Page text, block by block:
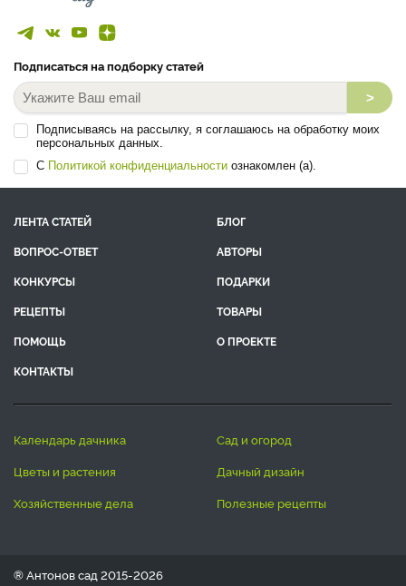
Подписаться на подборку статей
>
Подписываясь на рассылку, я соглашаюсь на обработку моих
персональных данных.
С Политикой конфиденциальности ознакомлен (а).
ЛЕНТА СТАТЕЙ
БЛОГ
ВОПРОС-ОТВЕТ
АВТОРЫ
КОНКУРСЫ
ПОДАРКИ
РЕЦЕПТЫ
ТОВАРЫ
ПОМОЩЬ
О ПРОЕКТЕ
КОНТАКТЫ
календарь дачника
сад и огород
цветы и растения
дачный дизайн
хозяйственные дела
полезные рецепты
® Антонов сад 2015-2026